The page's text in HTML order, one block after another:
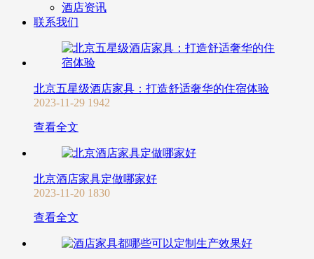
酒店资讯
联系我们
北京五星级酒店家具：打造舒适奢华的住宿体验
2023-11-29 1942
查看全文
北京酒店家具定做哪家好
2023-11-20 1830
查看全文